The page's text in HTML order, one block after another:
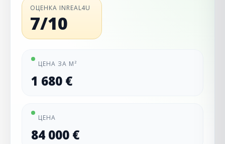
ОЦЕНКА INREAL4U
7/10
ЦЕНА ЗА М²
1 680 €
ЦЕНА
84 000 €